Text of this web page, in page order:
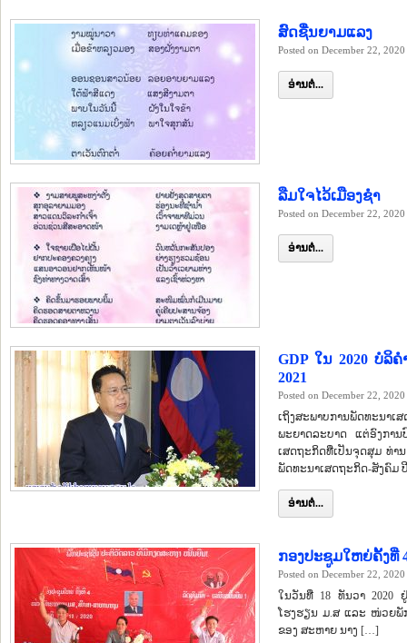
ສົດຊື່ນຍາມແລງ
Posted on December 22, 2020
ອ່ານຕໍ່...
ລືມໃຈໄວ້ເມືອງຊໍາ
Posted on December 22, 2020
ອ່ານຕໍ່...
GDP ໃນ 2020 ບໍລິ
2021
Posted on December 22, 2020
ເຖິງສະພາບການພັດທະນາ
ພະຍາດລະບາດ ແຕ່ອົງກາ
ເສດຖະກິດທີ່ເປັນຈຸດສຸມ ທ່າ
ພັດທະນາເສດຖະກິດ-ສັງຄົມ
ອ່ານຕໍ່...
ກອງປະຊູມໃຫຍ່ຄັ້ງທີ່
Posted on December 22, 2020
ໃນວັນທີ່ 18 ທັນວາ 2020
ໂຮງຮຽນ ມ.ສ ແລະ ໜ່ວຍພັ
ຂອງ ສະຫາຍ ນາງ […]